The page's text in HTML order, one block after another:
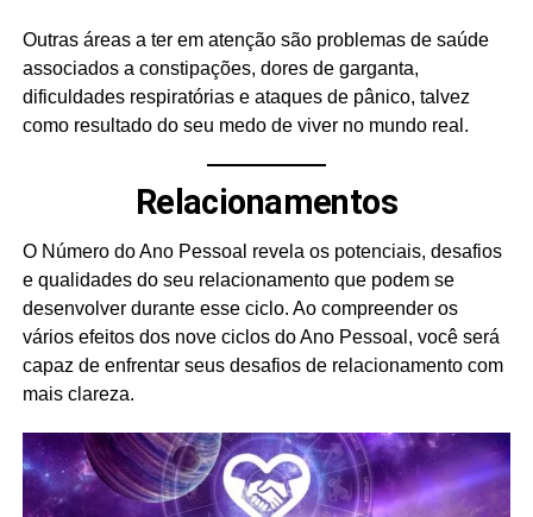
Outras áreas a ter em atenção são problemas de saúde
associados a constipações, dores de garganta,
dificuldades respiratórias e ataques de pânico, talvez
como resultado do seu medo de viver no mundo real.
Relacionamentos
O Número do Ano Pessoal revela os potenciais, desafios
e qualidades do seu relacionamento que podem se
desenvolver durante esse ciclo. Ao compreender os
vários efeitos dos nove ciclos do Ano Pessoal, você será
capaz de enfrentar seus desafios de relacionamento com
mais clareza.